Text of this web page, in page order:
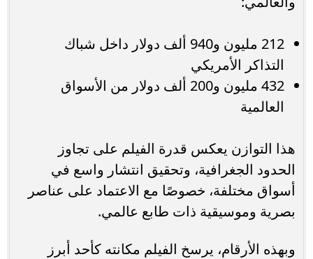
212 مليون و940 ألف دولار داخل شباك
التذاكر الأمريكي
432 مليون و200 ألف دولار من الأسواق
العالمية
هذا التوازن يعكس قدرة الفيلم على تجاوز
الحدود الجغرافية، وتحقيق انتشار واسع في
أسواق مختلفة، خصوصًا مع الاعتماد على عناصر
بصرية وموسيقية ذات طابع عالمي.
وبهذه الأرقام، يرسخ الفيلم مكانته كأحد أبرز